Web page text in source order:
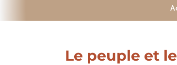
Le peuple et